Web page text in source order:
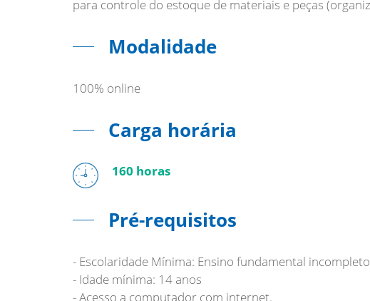
Modalidade
100% online
Carga horária
160 horas
Pré-requisitos
- Escolaridade Mínima: Ensino fundamental incompleto
- Idade mínima: 14 anos
- Acesso a computador com internet.